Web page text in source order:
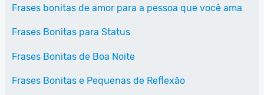
Frases bonitas de amor para a pessoa que você ama
Frases Bonitas para Status
Frases Bonitas de Boa Noite
Frases Bonitas e Pequenas de Reflexão